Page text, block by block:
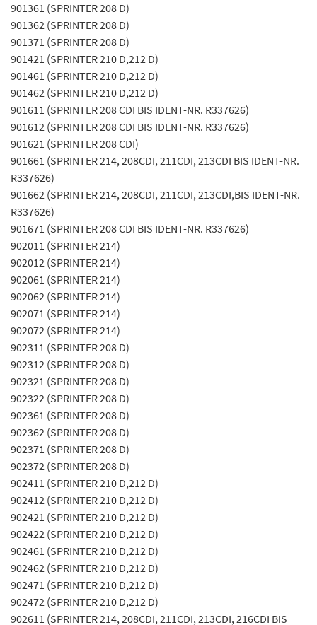
901361 (SPRINTER 208 D)
901362 (SPRINTER 208 D)
901371 (SPRINTER 208 D)
901421 (SPRINTER 210 D,212 D)
901461 (SPRINTER 210 D,212 D)
901462 (SPRINTER 210 D,212 D)
901611 (SPRINTER 208 CDI BIS IDENT-NR. R337626)
901612 (SPRINTER 208 CDI BIS IDENT-NR. R337626)
901621 (SPRINTER 208 CDI)
901661 (SPRINTER 214, 208CDI, 211CDI, 213CDI BIS IDENT-NR.
R337626)
901662 (SPRINTER 214, 208CDI, 211CDI, 213CDI,BIS IDENT-NR.
R337626)
901671 (SPRINTER 208 CDI BIS IDENT-NR. R337626)
902011 (SPRINTER 214)
902012 (SPRINTER 214)
902061 (SPRINTER 214)
902062 (SPRINTER 214)
902071 (SPRINTER 214)
902072 (SPRINTER 214)
902311 (SPRINTER 208 D)
902312 (SPRINTER 208 D)
902321 (SPRINTER 208 D)
902322 (SPRINTER 208 D)
902361 (SPRINTER 208 D)
902362 (SPRINTER 208 D)
902371 (SPRINTER 208 D)
902372 (SPRINTER 208 D)
902411 (SPRINTER 210 D,212 D)
902412 (SPRINTER 210 D,212 D)
902421 (SPRINTER 210 D,212 D)
902422 (SPRINTER 210 D,212 D)
902461 (SPRINTER 210 D,212 D)
902462 (SPRINTER 210 D,212 D)
902471 (SPRINTER 210 D,212 D)
902472 (SPRINTER 210 D,212 D)
902611 (SPRINTER 214, 208CDI, 211CDI, 213CDI, 216CDI BIS